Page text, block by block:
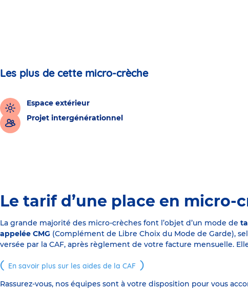
Les plus de cette micro-crèche
Espace extérieur
Projet intergénérationnel
Le tarif d’une place en micro-
La grande majorité des micro-crèches font l’objet d’un mode de
appelée CMG (Complément de Libre Choix du Mode de Garde),
versée par la CAF, après règlement de votre facture mensuelle.
En savoir plus sur les aides de la CAF
Rassurez-vous, nos équipes sont à votre disposition pour vous